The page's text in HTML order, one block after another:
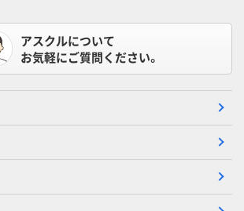
アスクルについて
お気軽にご質問ください。